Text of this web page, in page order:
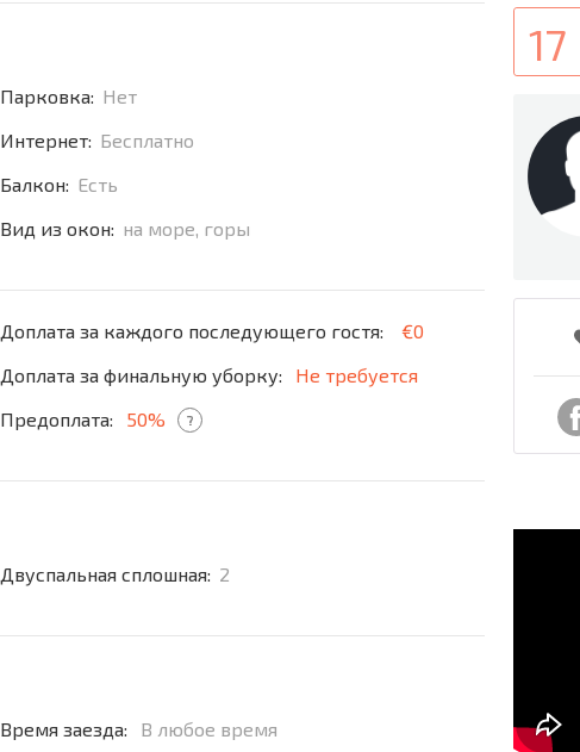
17
Парковка: Нет
Интернет: Бесплатно
Балкон: Есть
Вид из окон: на море, горы
Доплата за каждого последующего гостя:
€0
Доплата за финальную уборку:
Не требуется
Предоплата:
50% ?
Двуспальная сплошная: 2
Время заезда:
В любое время